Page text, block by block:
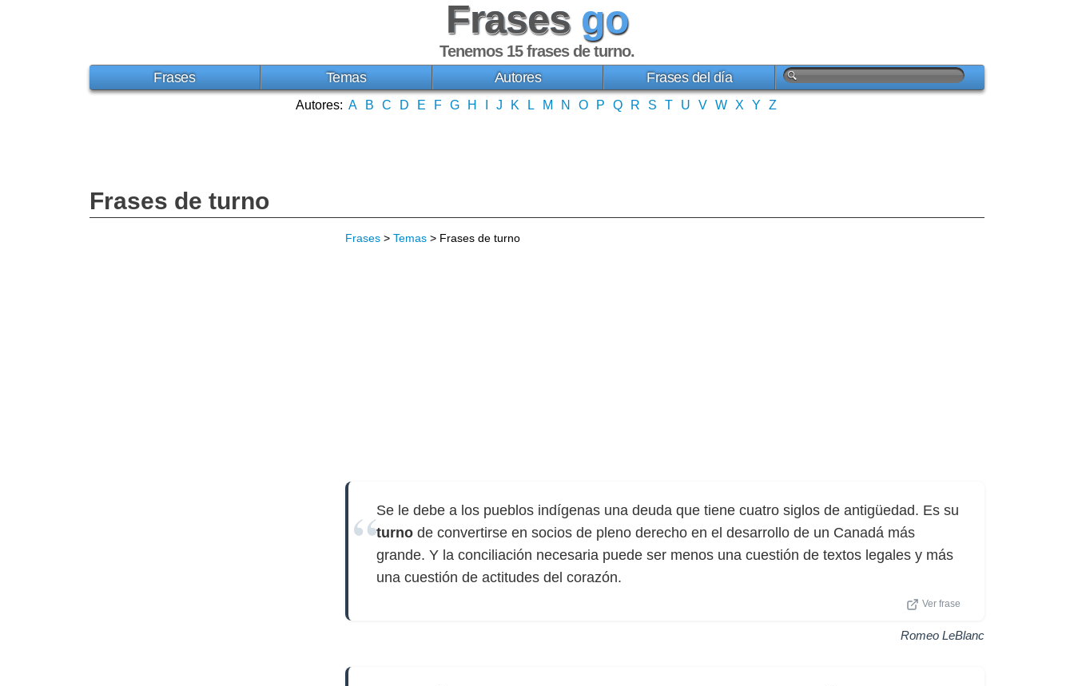
Frases go
Tenemos 15frases de turno.
Frases Temas Autores Frases del día
Autores: A B C D E F G H J K L M N O P Q R S T U V W X Y Z
Frases de turno
Frases > Temas > Frases de turno
Se le debe a los pueblos indígenas una deuda que tiene cuatro siglos de antigüedad. Es su
turno de convertirse en socios de pleno derecho en el desarrollo de un Canadá más
grande. Y la conciliación necesaria puede ser menos una cuestión de textos legales y más
una cuestión de actitudes del corazón.
Ver frase
Romeo LeBlanc